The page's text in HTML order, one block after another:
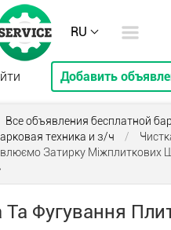
RU
Добавить
Все объявления бесплатной
техника и з/ч
/
Затирку Міжплиткових
Та Фугування